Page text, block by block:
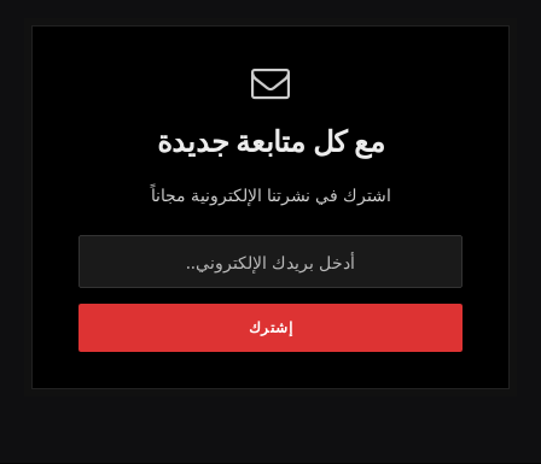
مع كل متابعة جديدة
اشترك في نشرتنا الإلكترونية مجاناً